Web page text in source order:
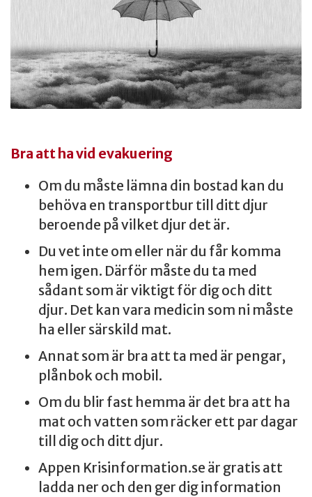
Bra att ha vid evakuering
Om du måste lämna din bostad kan du
behöva en transportbur till ditt djur
beroende på vilket djur det är.
Du vet inte om eller när du får komma
hem igen. Därför måste du ta med
sådant som är viktigt för dig och ditt
djur. Det kan vara medicin som ni måste
ha eller särskild mat.
Annat som är bra att ta med är pengar,
plånbok och mobil.
Om du blir fast hemma är det bra att ha
mat och vatten som räcker ett par dagar
till dig och ditt djur.
Appen Krisinformation.se är gratis att
ladda ner och den ger dig information